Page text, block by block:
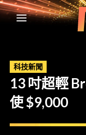
科技新聞
13 吋超輕
使 $9,000